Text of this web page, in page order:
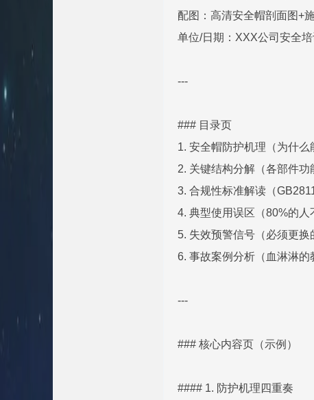
配图：高清安全帽剖面图+
单位/日期：XXX公司安全
---
### 目录页
1. 安全帽防护机理（为什么
2. 关键结构分解（各部件功
3. 合规性标准解读（
4. 典型使用误区（80%的人
5. 失效预警信号（必须更换
6. 事故案例分析（血淋淋的
---
### 核心内容页（示例）
#### 1. 防护机理四重奏